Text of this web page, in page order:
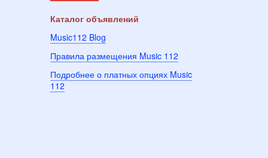
Каталог объявлений
Music112 Blog
Правила размещения Music 112
Подробнее о платных опциях Music
112